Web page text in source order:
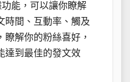
功能，可以讓你瞭解
時間、互動率、觸及
解你的粉絲喜好，
達到最佳的發文效